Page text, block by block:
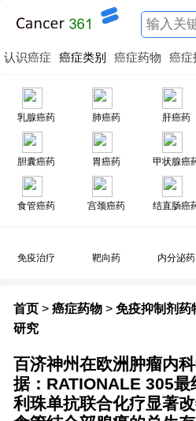
认识癌症 癌症类别 癌症药物 癌症
乳腺癌药 肺癌药 肝癌药
胆囊癌药 胃癌药 甲状腺癌
食管癌药 宫颈癌药 结直肠癌
免疫治疗 靶向药 内分泌药
首页 > 癌症药物 > 免疫抑制剂药
研究
百济神州在欧洲肿瘤内
据：RATIONALE 305
利珠单抗联合化疗显著